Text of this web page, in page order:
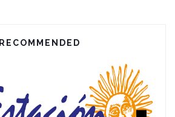
RECOMMENDED